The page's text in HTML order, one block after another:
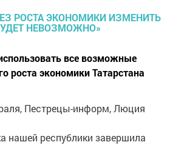
все возможные
роста экономики Татарстана
Пестрецы-информ, Люция
нашей республики завершила